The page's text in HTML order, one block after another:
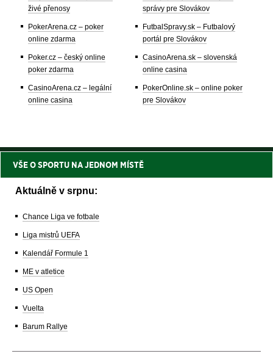
živé přenosy
PokerArena.cz – poker
online zdarma
Poker.cz – český online
poker zdarma
CasinoArena.cz – legální
online casina
správy pre Slovákov
FutbalSpravy.sk – Futbalový
portál pre Slovákov
CasinoArena.sk – slovenská
online casina
PokerOnline.sk – online poker
pre Slovákov
VŠE O SPORTU NA JEDNOM MÍSTĚ
Aktuálně v srpnu:
Chance Liga ve fotbale
Liga mistrů UEFA
Kalendář Formule 1
ME v atletice
US Open
Vuelta
Barum Rallye